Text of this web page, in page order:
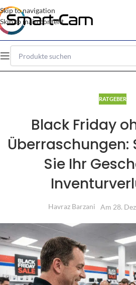
Skip to navigation
Skip to main content
RATGEBER
Black Friday
Überraschungen:
Sie Ihr
Havraz Barzani Am 28.